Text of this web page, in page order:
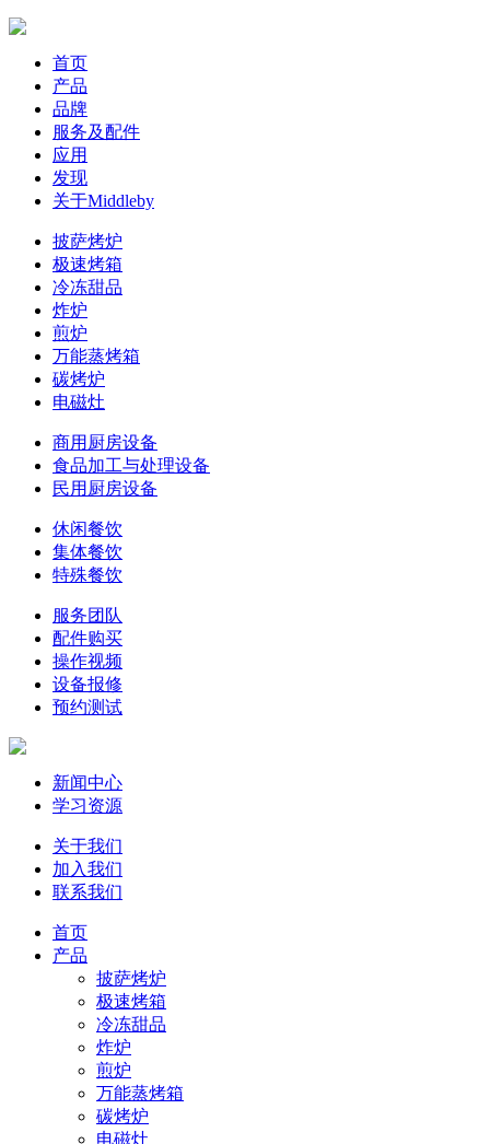
首页
产品
品牌
服务及配件
应用
发现
关于Middleby
披萨烤炉
极速烤箱
冷冻甜品
炸炉
煎炉
万能蒸烤箱
碳烤炉
电磁灶
商用厨房设备
食品加工与处理设备
民用厨房设备
休闲餐饮
集体餐饮
特殊餐饮
服务团队
配件购买
操作视频
设备报修
预约测试
新闻中心
学习资源
关于我们
加入我们
联系我们
首页
产品
披萨烤炉
极速烤箱
冷冻甜品
炸炉
煎炉
万能蒸烤箱
碳烤炉
电磁灶